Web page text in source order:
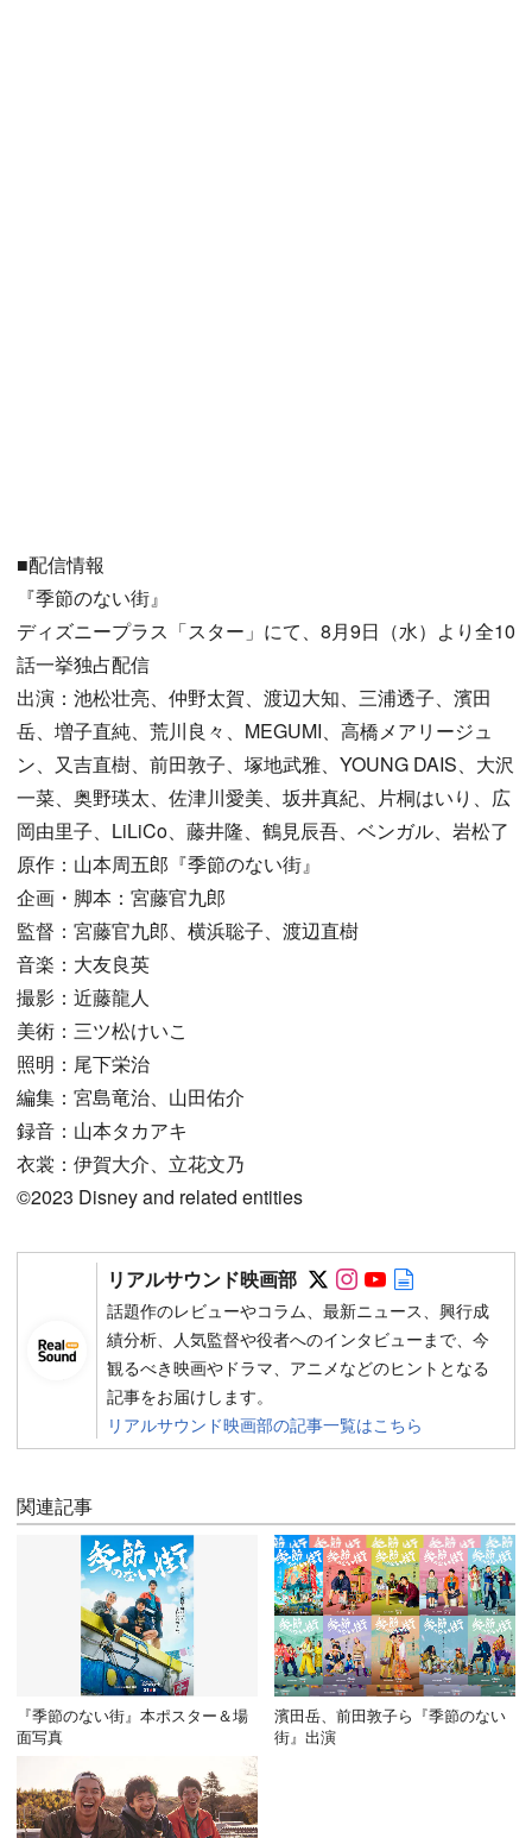
■配信情報
『季節のない街』
ディズニープラス「スター」にて、8月9日（水）より全10
話一挙独占配信
出演：池松壮亮、仲野太賀、渡辺大知、三浦透子、濱田
岳、増子直純、荒川良々、MEGUMI、高橋メアリージュ
ン、又吉直樹、前田敦子、塚地武雅、YOUNG DAIS、大沢
一菜、奥野瑛太、佐津川愛美、坂井真紀、片桐はいり、広
岡由里子、LiLiCo、藤井隆、鶴見辰吾、ベンガル、岩松了
原作：山本周五郎『季節のない街』
企画・脚本：宮藤官九郎
監督：宮藤官九郎、横浜聡子、渡辺直樹
音楽：大友良英
撮影：近藤龍人
美術：三ツ松けいこ
照明：尾下栄治
編集：宮島竜治、山田佑介
録音：山本タカアキ
衣裳：伊賀大介、立花文乃
©2023 Disney and related entities
リアルサウンド映画部 Follow on SNS
Follow on SNS
Follow on
話題作のレビューやコラム、最新ニュース、興行成
績分析、人気監督や役者へのインタビューまで、今
観るべき映画やドラマ、アニメなどのヒントとなる
記事をお届けします。
リアルサウンド映画部の記事一覧はこちら
関連記事
『季節のない街』本ポスター＆場
面写真
濱田岳、前田敦子ら『季節のない
街』出演